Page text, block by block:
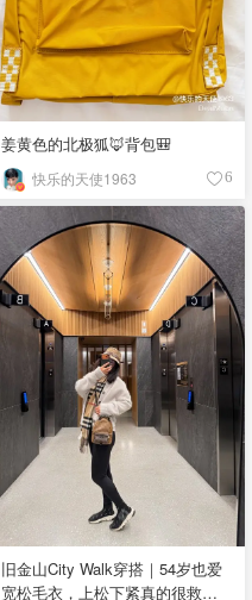
姜黄色的北极狐🦊背包🎒
快乐的天使1963 6
旧金山City Walk穿搭｜54岁也爱
宽松毛衣，上松下紧真的很救比